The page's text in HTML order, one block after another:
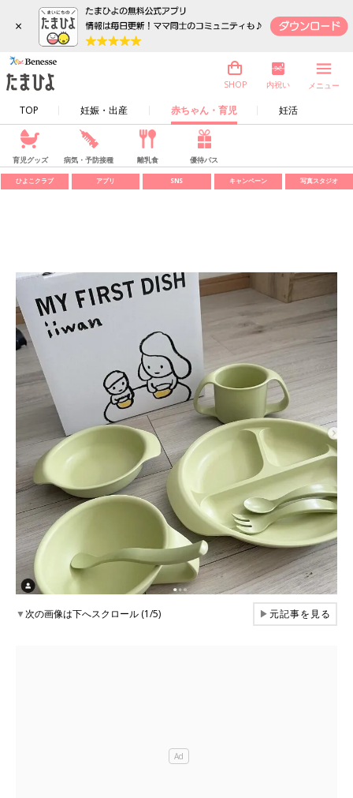
×
TOP 妊娠・出産 赤ちゃん・育児 妊活
SHOP 内祝い メニュー
育児グッズ 病気・予防接種 離乳食 優待パス
ひよこクラブ アプリ SNS キャンペーン 写真スタジオ
▼次の画像は下へスクロール (1/5) ▶元記事を見る